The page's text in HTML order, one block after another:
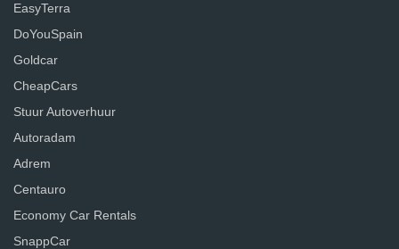
EasyTerra
DoYouSpain
Goldcar
CheapCars
Stuur Autoverhuur
Autoradam
Adrem
Centauro
Economy Car Rentals
SnappCar